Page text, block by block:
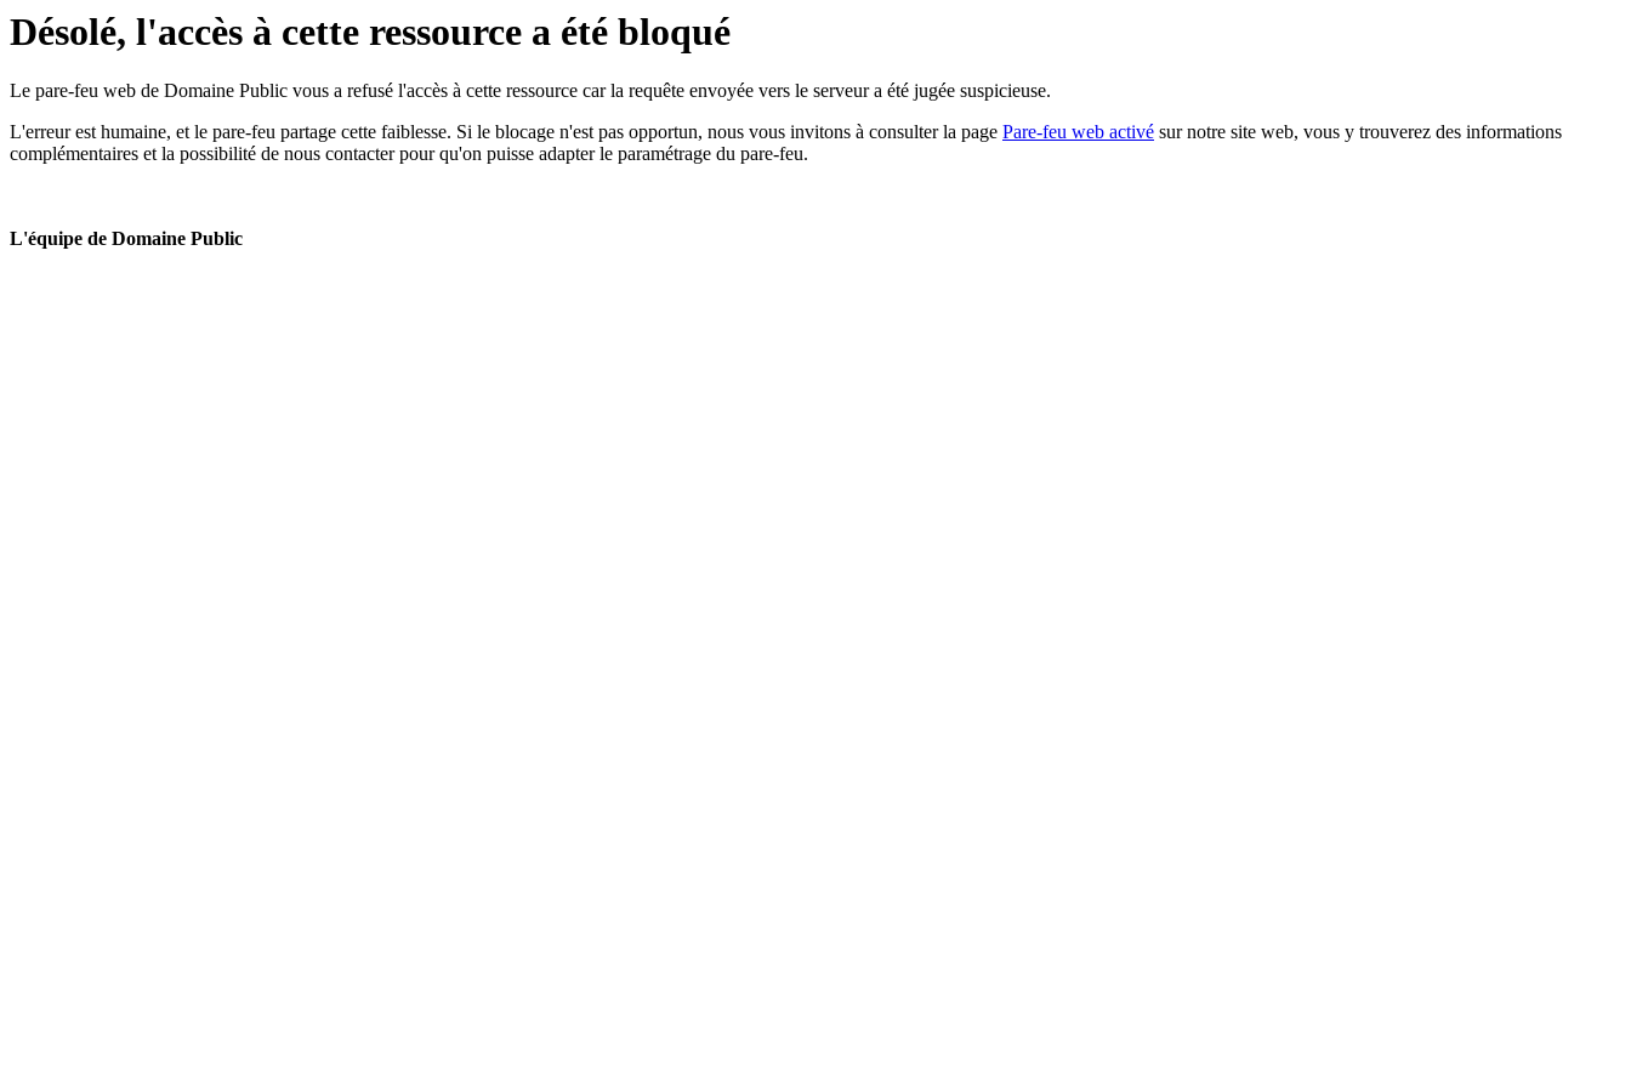
Désolé, l'accès à cette ressource a été bloqué
Le pare-feu web de Domaine Public vous a refusé l'accès à cette ressource car la requête envoyée vers le serveur a été jugée suspicieuse.
L'erreur est humaine, et le pare-feu partage cette faiblesse. Si le blocage n'est pas opportun, nous vous invitons à consulter la page Pare-feu web activé sur notre site web, vous y trouverez des informations
complémentaires et la possibilité de nous contacter pour qu'on puisse adapter le paramétrage du pare-feu.
L'équipe de Domaine Public